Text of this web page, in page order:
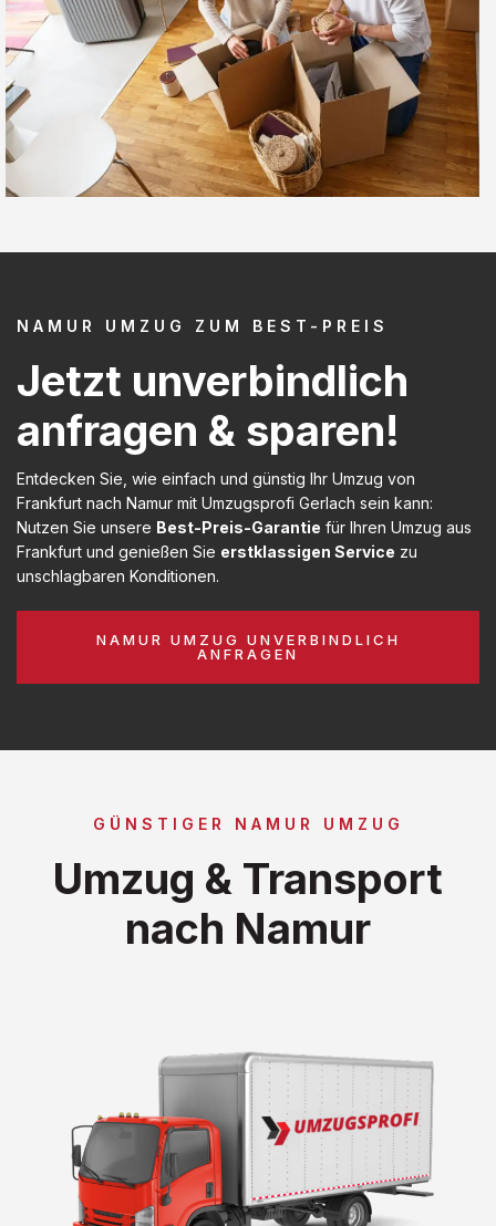
NAMUR UMZUG ZUM BEST-PREIS
Jetzt unverbindlich
anfragen & sparen!
Entdecken Sie, wie einfach und günstig Ihr Umzug von
Frankfurt nach Namur mit Umzugsprofi Gerlach sein kann:
Nutzen Sie unsere Best-Preis-Garantie für Ihren Umzug aus
Frankfurt und genießen Sie erstklassigen Service zu
unschlagbaren Konditionen.
NAMUR UMZUG UNVERBINDLICH
ANFRAGEN
GÜNSTIGER NAMUR UMZUG
Umzug & Transport
nach Namur